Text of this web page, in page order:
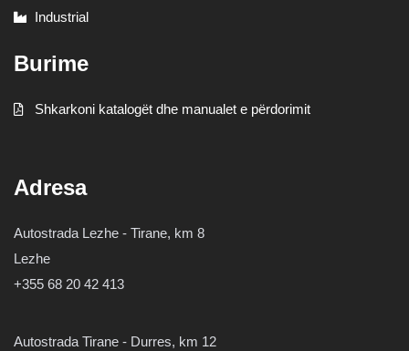
Industrial
Burime
Shkarkoni katalogët dhe manualet e përdorimit
Adresa
Autostrada Lezhe - Tirane, km 8
Lezhe
+355 68 20 42 413
Autostrada Tirane - Durres, km 12